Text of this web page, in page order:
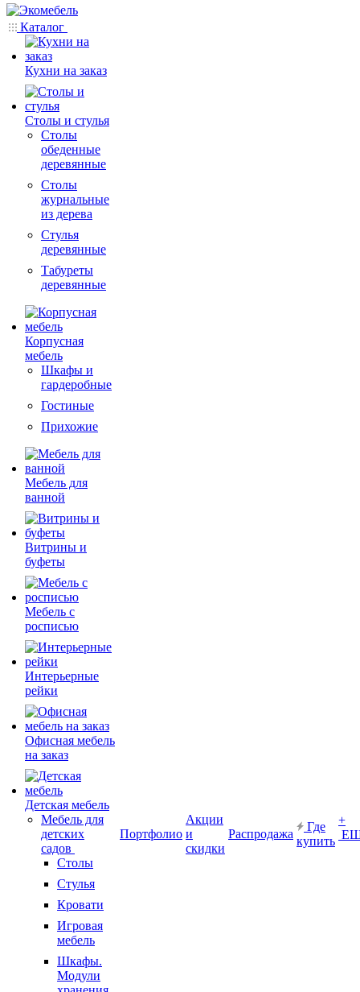
Каталог
Кухни на заказ
Столы и стулья
Столы
обеденные
деревянные
Столы
журнальные
из дерева
Стулья
деревянные
Табуреты
деревянные
Корпусная
мебель
Шкафы и
гардеробные
Гостиные
Прихожие
Мебель для
ванной
Витрины и
буфеты
Мебель с
росписью
Интерьерные
рейки
Офисная мебель
на заказ
Детская мебель
Мебель для
детских
садов
Столы
Стулья
Кровати
Игровая
мебель
Шкафы.
Модули
Портфолио
Акции
и
скидки
Распродажа
Где
купить
+